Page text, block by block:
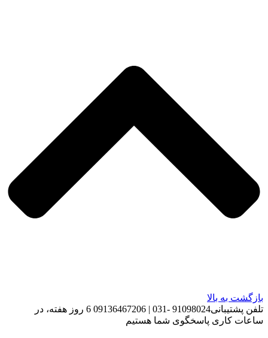
بازگشت به بالا
تلفن پشتیبانی91098024 -031 | 09136467206 6 روز هفته، در
ساعات کاری پاسخگوی شما هستیم